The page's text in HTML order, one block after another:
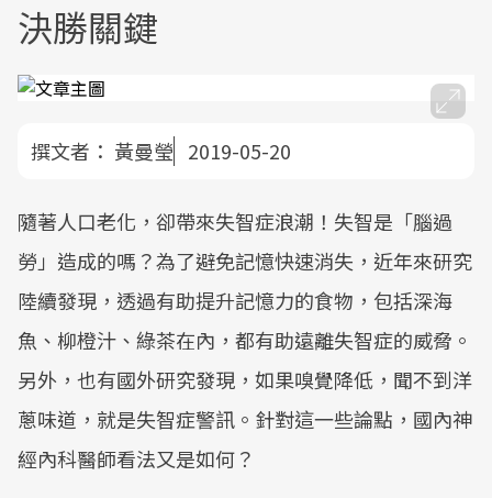
決勝關鍵
撰文者： 黃曼瑩 2019-05-20
隨著人口老化，卻帶來失智症浪潮！失智是「腦過
勞」造成的嗎？為了避免記憶快速消失，近年來研究
陸續發現，透過有助提升記憶力的食物，包括深海
魚、柳橙汁、綠茶在內，都有助遠離失智症的威脅。
另外，也有國外研究發現，如果嗅覺降低，聞不到洋
蔥味道，就是失智症警訊。針對這一些論點，國內神
經內科醫師看法又是如何？